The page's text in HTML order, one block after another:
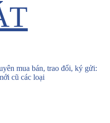
mua bán, trao đổi, ký gửi:
cũ các loại